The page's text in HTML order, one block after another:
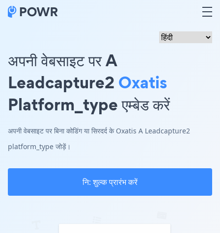
अपनी वेबसाइट पर A
Leadcapture2 Oxatis
Platform_type एम्बेड करें
अपनी वेबसाइट पर बिना कोडिंग या सिरदर्द के Oxatis A Leadcapture2
platform_type जोड़ें।
नि: शुल्क प्रारंभ करें